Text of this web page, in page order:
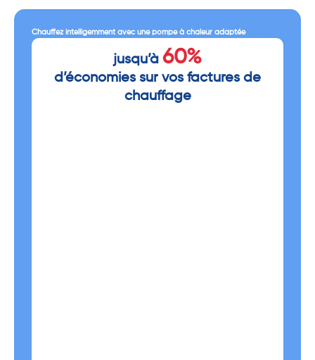
Chauffez intelligemment avec une pompe à chaleur adaptée
jusqu’à 60%
d’économies sur vos factures de
chauffage